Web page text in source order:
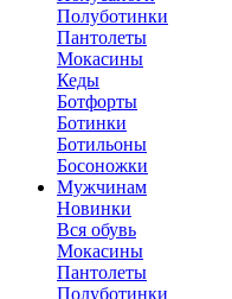
Полуботинки
Пантолеты
Мокасины
Кеды
Ботфорты
Ботинки
Ботильоны
Босоножки
Мужчинам
Новинки
Вся обувь
Мокасины
Пантолеты
Полуботинки